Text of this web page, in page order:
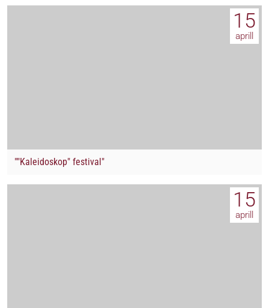
15
aprill
""Kaleidoskop" festival"
15
aprill